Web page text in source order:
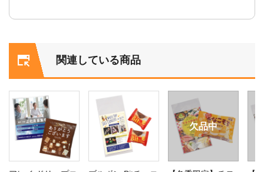
関連している商品
欠品中